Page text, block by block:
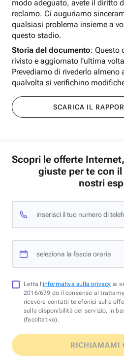
modo adeguato, avete il diritto
reclamo. Ci auguriamo
qualsiasi problema insieme a
questo stadio.
Storia del documento: Questo
rivisto e aggiornato l'ultima
Prevediamo di rivederlo almeno
qualvolta si verifichino
SCARICA IL
Scopri le offerte
giuste per te con
nostri
inserisci il tuo numero di
seleziona la fascia oraria
Letta l'informativa sulla privacy ai
2016/679 do il consenso al
ricevere contatti telefonici sulle
sulla disponibilità del servizio, in
(facoltativo).
RICHIAMAMI